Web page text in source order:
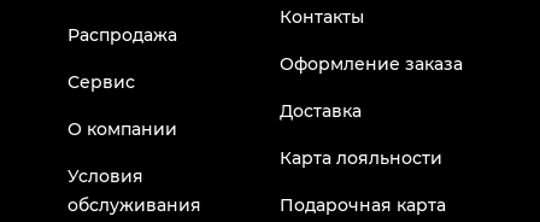
Распродажа
Сервис
О компании
Условия
обслуживания
Контакты
Оформление заказа
Доставка
Карта лояльности
Подарочная карта